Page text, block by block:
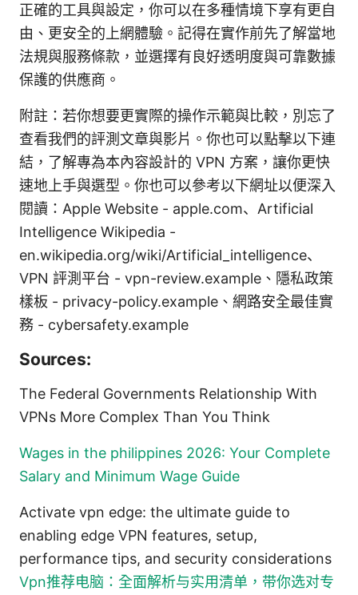
正確的工具與設定，你可以在多種情境下享有更自
由、更安全的上網體驗。記得在實作前先了解當地
法規與服務條款，並選擇有良好透明度與可靠數據
保護的供應商。
附註：若你想要更實際的操作示範與比較，別忘了
查看我們的評測文章與影片。你也可以點擊以下連
結，了解專為本內容設計的 VPN 方案，讓你更快
速地上手與選型。你也可以參考以下網址以便深入
閱讀：Apple Website - apple.com、Artificial
Intelligence Wikipedia -
en.wikipedia.org/wiki/Artificial_intelligence、
VPN 評測平台 - vpn-review.example、隱私政策
樣板 - privacy-policy.example、網路安全最佳實
務 - cybersafety.example
Sources:
The Federal Governments Relationship With
VPNs More Complex Than You Think
Wages in the philippines 2026: Your Complete
Salary and Minimum Wage Guide
Activate vpn edge: the ultimate guide to
enabling edge VPN features, setup,
performance tips, and security considerations
Vpn推荐电脑：全面解析与实用清单，带你选对专